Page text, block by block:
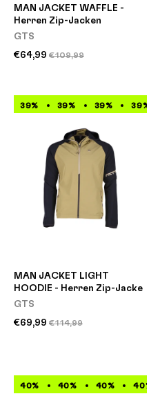
MAN JACKET WAFFLE -
Herren Zip-Jacken
GTS
€64,99 €109,99
39% 39% 39% 39%
MAN JACKET LIGHT
HOODIE - Herren Zip-Jacke
GTS
€69,99 €114,99
40% 40% 40% 40%